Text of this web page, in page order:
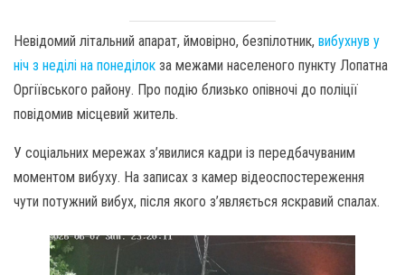
Невідомий літальний апарат, ймовірно, безпілотник, вибухнув у
ніч з неділі на понеділок за межами населеного пункту Лопатна
Оргіївського району. Про подію близько опівночі до поліції
повідомив місцевий житель.
У соціальних мережах з’явилися кадри із передбачуваним
моментом вибуху. На записах з камер відеоспостереження
чути потужний вибух, після якого з’являється яскравий спалах.